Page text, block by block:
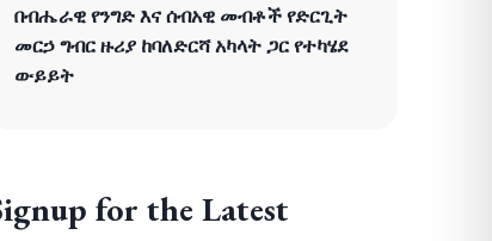
በብሔራዊ የንግድ እና ሰብአዊ መብቶች የድርጊት
መርኃ ግብር ዙሪያ ከባለድርሻ አካላት ጋር የተካሄደ
ውይይት
for the Latest